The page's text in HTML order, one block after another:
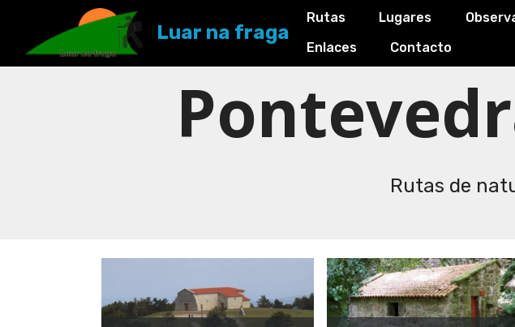
Luar na fraga
Rutas Lugares
Enlaces
Contacto
Rutas de